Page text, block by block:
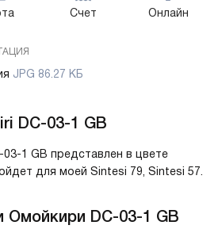
Счет Онлайн
JPG 86.27 КБ
DC-03-1 GB
03-1 GB представлен в цвете
для моей Sintesi 79, Sintesi 57.
Омойкири DC-03-1 GB